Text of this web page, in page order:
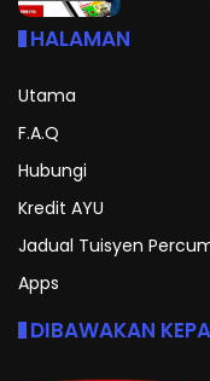
HALAMAN
Utama
F.A.Q
Hubungi
Kredit AYU
Jadual Tuisyen
Apps
DIBAWAKAN